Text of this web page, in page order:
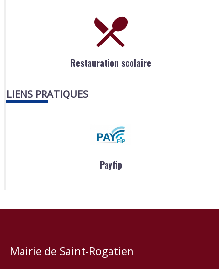
Restauration scolaire
LIENS PRATIQUES
Payfip
Mairie de Saint-Rogatien